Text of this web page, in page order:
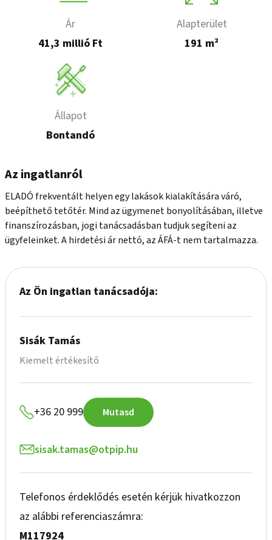
Ár
41,3 millió Ft
Alapterület
191 m²
Állapot
Bontandó
Az ingatlanról
ELADÓ frekventált helyen egy lakások kialakítására váró,
beépíthető tetőtér. Mind az ügymenet bonyolításában, illetve
finanszírozásban, jogi tanácsadásban tudjuk segíteni az
ügyfeleinket. A hirdetési ár nettó, az ÁFÁ-t nem tartalmazza.
Az Ön ingatlan tanácsadója:
Sisák Tamás
Kiemelt értékesítő
+36 20 999 Mutasd
sisak.tamas@otpip.hu
Telefonos érdeklődés esetén kérjük hivatkozzon
az alábbi referenciaszámra:
M117924